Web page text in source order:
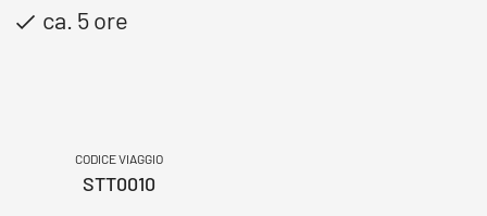
ca. 5 ore
CODICE VIAGGIO
STT0010